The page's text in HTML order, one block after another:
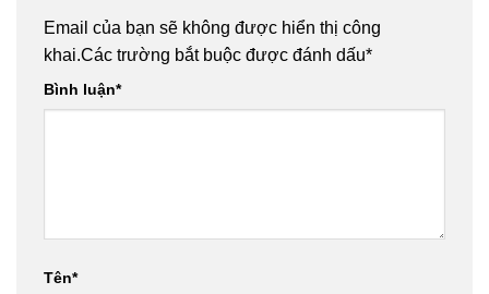
Email của bạn sẽ không được hiển thị công
khai.Các trường bắt buộc được đánh dấu*
Bình luận*
Tên*